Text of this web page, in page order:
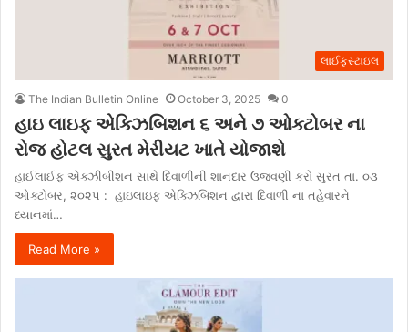
લાઈફસ્ટાઇલ
The Indian Bulletin Online October 3, 2025 0
હાઇ લાઇફ એક્ઝિબિશન ૬ અને ૭ ઓક્ટોબર ના
રોજ હોટલ સુરત મેરીયટ ખાતે યોજાશે
હાઈલાઈફ એક્ઝીબીશન સાથે દિવાળીની શાનદાર ઉજવણી કરો સુરત તા. ૦૩
ઓક્ટોબર, ૨૦૨૫ : હાઇલાઇફ એક્ઝિબિશન દ્વારા દિવાળી ના તહેવારને
ધ્યાનમાં…
Read More »